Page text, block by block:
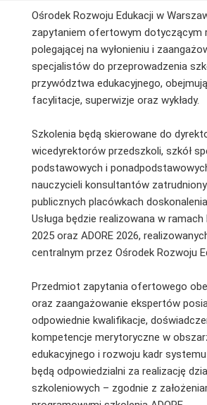
Ośrodek Rozwoju Edukacji w
zapytaniem ofertowym dotyczącym
polegającej na wyłonieniu i
specjalistów do przeprowadzenia
przywództwa edukacyjnego,
facylitacje, superwizje oraz wykłady.
Szkolenia będą skierowane do
wicedyrektorów przedszkoli, szkół
podstawowych i
nauczycieli konsultantów
publicznych placówkach
Usługa będzie realizowana w ramach
2025 oraz ADORE 2026,
centralnym przez Ośrodek Rozwoju
Przedmiot zapytania ofertowego
oraz zaangażowanie ekspertów
odpowiednie kwalifikacje,
kompetencje merytoryczne w
edukacyjnego i rozwoju kadr
będą odpowiedzialni za realizację
szkoleniowych – zgodnie z